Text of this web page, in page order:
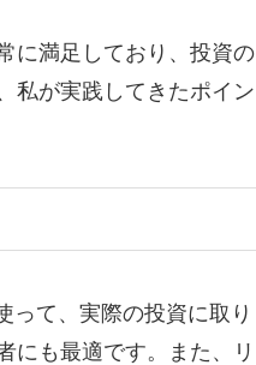
に満足しており、投資の
私が実践してきたポイン
って、実際の投資に取り
にも最適です。また、リ